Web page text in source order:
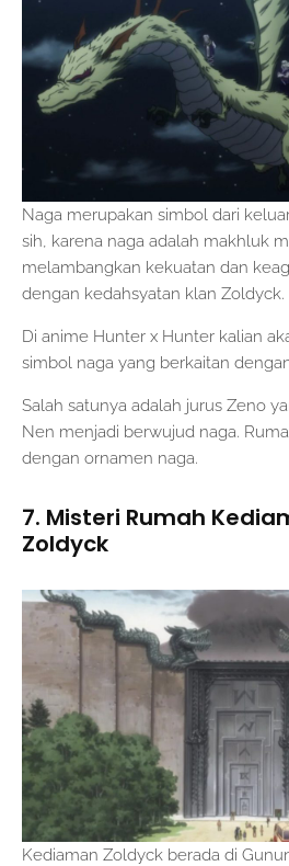
Naga merupakan simbol dari
sih, karena naga adalah makhluk
melambangkan kekuatan dan
dengan kedahsyatan klan Zoldyck.
Di anime Hunter x Hunter kalian
simbol naga yang berkaitan
Salah satunya adalah jurus Zeno
Nen menjadi berwujud naga.
dengan ornamen naga.
7. Misteri Rumah
Zoldyck
Kediaman Zoldyck berada di